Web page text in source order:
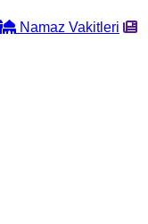
Namaz Vakitleri